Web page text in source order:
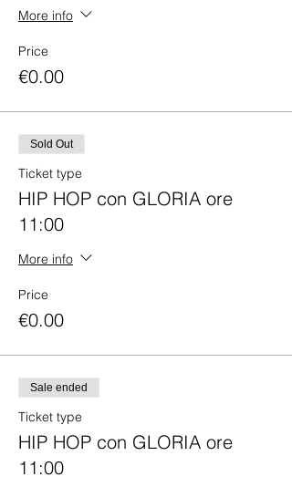
More info
Price
€0.00
Sold Out
Ticket type
HIP HOP con GLORIA ore
11:00
More info
Price
€0.00
Sale ended
Ticket type
HIP HOP con GLORIA ore
11:00